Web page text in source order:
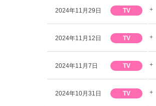
2024年11月29日 TV
2024年11月12日 TV
2024年11月7日 TV
2024年10月31日 TV